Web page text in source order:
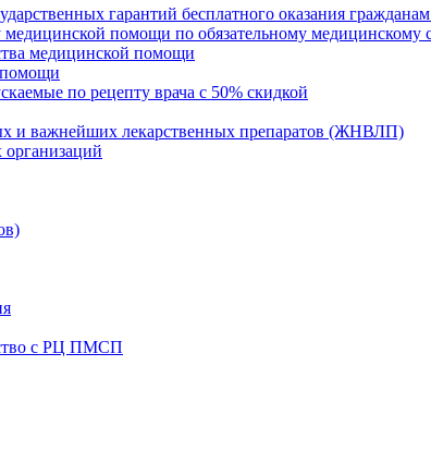
гарантий бесплатного оказания
помощи по обязательному медицинскому
медицинской помощи
помощи
по рецепту врача с 50% скидкой
и важнейших лекарственных препаратов (ЖНВЛП)
с РЦ ПМСП